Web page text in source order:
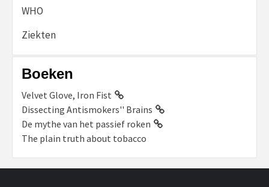
WHO
Ziekten
Boeken
Velvet Glove, Iron Fist
Dissecting Antismokers'' Brains
De mythe van het passief roken
The plain truth about tobacco